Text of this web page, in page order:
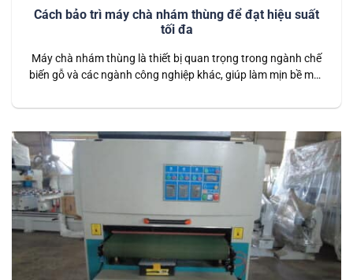
Cách bảo trì máy chà nhám thùng để đạt hiệu suất
tối đa
Máy chà nhám thùng là thiết bị quan trọng trong ngành chế
biến gỗ và các ngành công nghiệp khác, giúp làm mịn bề mặt
tối đa và kéo dài tuổi thọ, việc bảo trì đúng cách là điều không